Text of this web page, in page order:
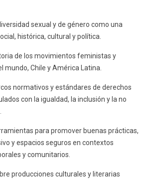
sexual y de género como una
histórica, cultural y política.
de los movimientos feministas y
mundo, Chile y América Latina.
normativos y estándares de derechos
con la igualdad, la inclusión y la no
para promover buenas prácticas,
y espacios seguros en contextos
y comunitarios.
producciones culturales y literarias